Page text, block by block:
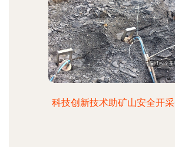
科技创新技术助矿山安全开